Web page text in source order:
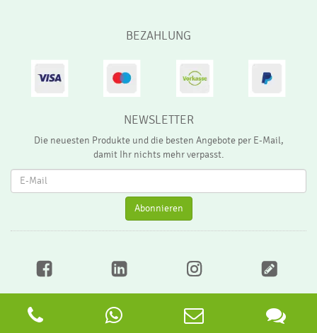
BEZAHLUNG
NEWSLETTER
Die neuesten Produkte und die besten Angebote per E-Mail,
damit Ihr nichts mehr verpasst.
Abonnieren